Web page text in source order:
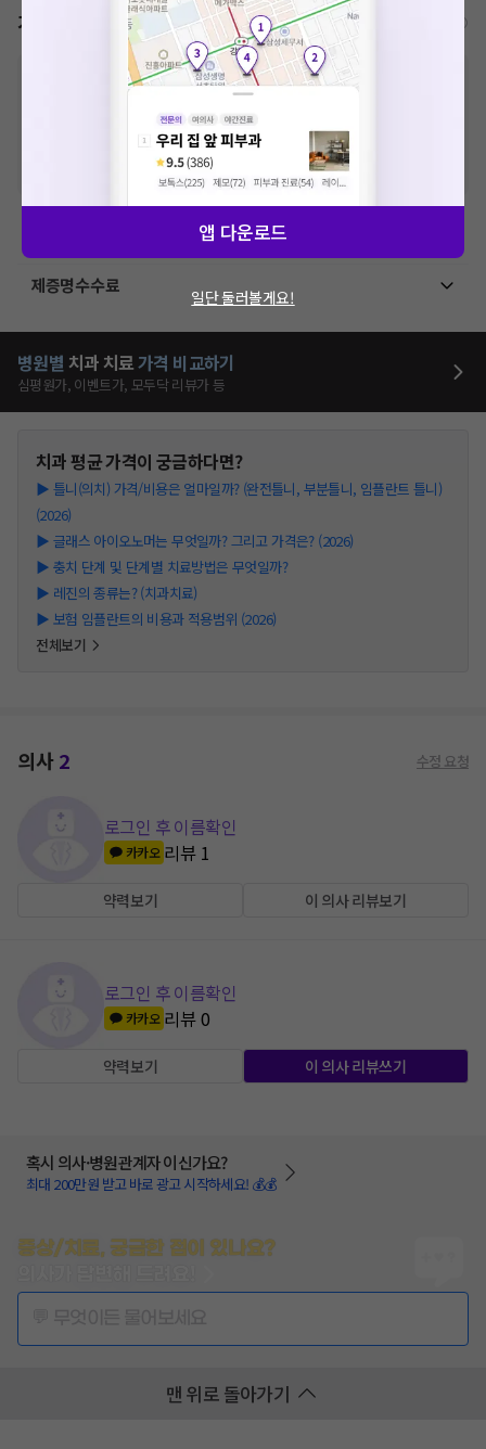
가격표 비급여/급여 진료란?
비급여 항목의 경우,추가비용 등으로 실제 가격과 상이할 수 있으니, 정확
한 가격은 해당 의료기관에 직접 문의해주세요.
건강보험심사평가원
격입니다. (진료와 연관된 복합적인 비용이 추가되어, 병원마다 금액이 다르게
산정될 수 있는 점 참고 바랍니다.)
※ 이벤트가, 할인가는VAT 포함
제증명수수료
병원별 치과 치료가격 비교하기
심평원가, 이벤트가, 모두닥 리뷰가 등
치과평균 가격이 궁금하다면?
▶ 틀니(의치) 가격/비용은 얼마일까? (완전틀니, 부분틀니, 임플란트 틀니)
(2026)
▶ 글래스 아이오노머는 무엇일까? 그리고 가격은? (2026)
▶ 충치 단계 및 단계별 치료방법은 무엇일까?
▶ 레진의 종류는? (치과치료)
▶ 보험 임플란트의 비용과 적용범위 (2026)
전체보기
의사2 수정 요청
로그인 후 이름확인
카카오 리뷰 1
약력보기 이 의사 리뷰보기
로그인 후 이름확인
카카오 리뷰0
약력보기 이 의사 리뷰쓰기
혹시 의사·병원관계자 이신가요?
최대 200만원 받고 바로 광고 시작하세요! 💰💰
증상/치료, 궁금한 점이 있나요?
맨 위로 돌아가기
앱 다운로드
일단 둘러볼게요!